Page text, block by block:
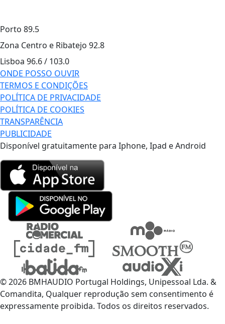
Porto 89.5
Zona Centro e Ribatejo 92.8
Lisboa 96.6 / 103.0
ONDE POSSO OUVIR
TERMOS E CONDIÇÕES
POLÍTICA DE PRIVACIDADE
POLÍTICA DE COOKIES
TRANSPARÊNCIA
PUBLICIDADE
Disponível gratuitamente para Iphone, Ipad e Android
© 2026 BMHAUDIO Portugal Holdings, Unipessoal Lda. &
Comandita, Qualquer reprodução sem consentimento é
expressamente proibida. Todos os direitos reservados.